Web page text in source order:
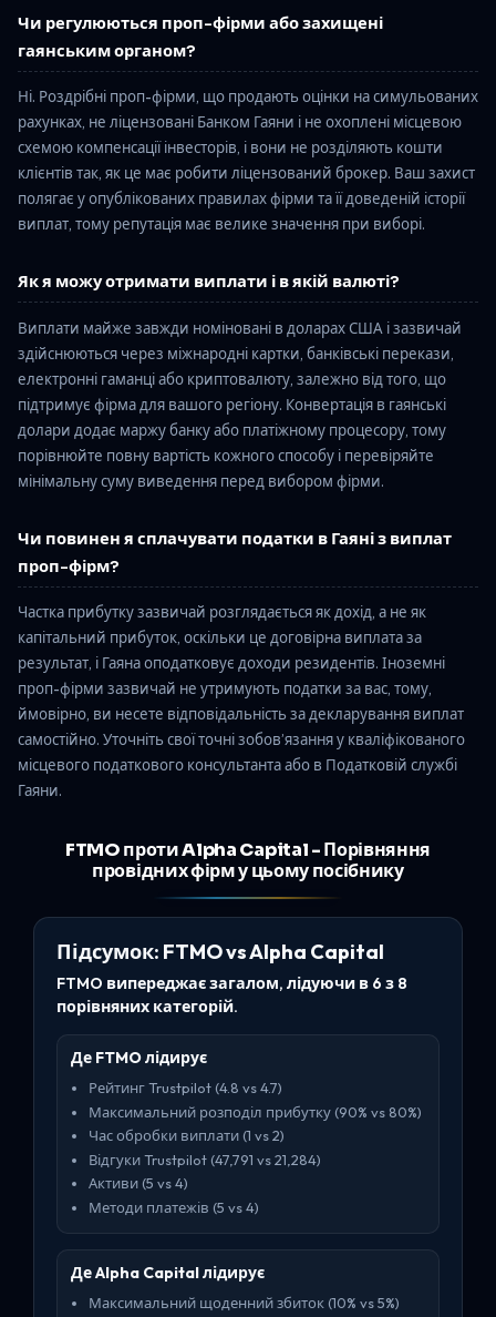
Чи регулюються проп-фірми або захищені
гаянським органом?
Ні. Роздрібні проп-фірми, що продають оцінки на симульованих
рахунках, не ліцензовані Банком Гаяни і не охоплені місцевою
схемою компенсації інвесторів, і вони не розділяють кошти
клієнтів так, як це має робити ліцензований брокер. Ваш захист
полягає у опублікованих правилах фірми та її доведеній історії
виплат, тому репутація має велике значення при виборі.
Як я можу отримати виплати і в якій валюті?
Виплати майже завжди номіновані в доларах США і зазвичай
здійснюються через міжнародні картки, банківські перекази,
електронні гаманці або криптовалюту, залежно від того, що
підтримує фірма для вашого регіону. Конвертація в гаянські
долари додає маржу банку або платіжному процесору, тому
порівнюйте повну вартість кожного способу і перевіряйте
мінімальну суму виведення перед вибором фірми.
Чи повинен я сплачувати податки в Гаяні з виплат
проп-фірм?
Частка прибутку зазвичай розглядається як дохід, а не як
капітальний прибуток, оскільки це договірна виплата за
результат, і Гаяна оподатковує доходи резидентів. Іноземні
проп-фірми зазвичай не утримують податки за вас, тому,
ймовірно, ви несете відповідальність за декларування виплат
самостійно. Уточніть свої точні зобов’язання у кваліфікованого
місцевого податкового консультанта або в Податковій службі
Гаяни.
FTMO проти Alpha Capital - Порівняння
провідних фірм у цьому посібнику
Підсумок: FTMO vs Alpha Capital
FTMO випереджає загалом, лідуючи в 6 з 8
порівняних категорій.
Де FTMO лідирує
Рейтинг Trustpilot (4.8 vs 4.7)
Максимальний розподіл прибутку (90% vs 80%)
Час обробки виплати (1 vs 2)
Відгуки Trustpilot (47,791 vs 21,284)
Активи (5 vs 4)
Методи платежів (5 vs 4)
Де Alpha Capital лідирує
Максимальний щоденний збиток (10% vs 5%)